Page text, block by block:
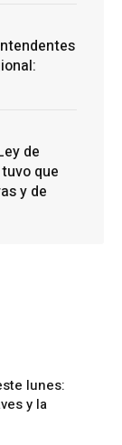
de
que
y de
lunes:
y la